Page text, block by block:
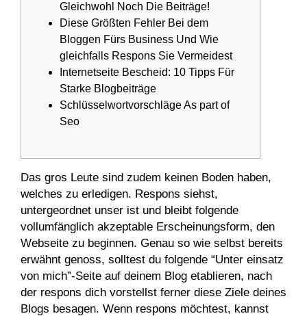
Gleichwohl Noch Die Beiträge!
Diese Größten Fehler Bei dem
Bloggen Fürs Business Und Wie
gleichfalls Respons Sie Vermeidest
Internetseite Bescheid: 10 Tipps Für
Starke Blogbeiträge
Schlüsselwortvorschläge As part of
Seo
Das gros Leute sind zudem keinen Boden haben,
welches zu erledigen. Respons siehst,
untergeordnet unser ist und bleibt folgende
vollumfänglich akzeptable Erscheinungsform, den
Webseite zu beginnen. Genau so wie selbst bereits
erwähnt genoss, solltest du folgende “Unter einsatz
von mich”-Seite auf deinem Blog etablieren, nach
der respons dich vorstellst ferner diese Ziele deines
Blogs besagen. Wenn respons möchtest, kannst